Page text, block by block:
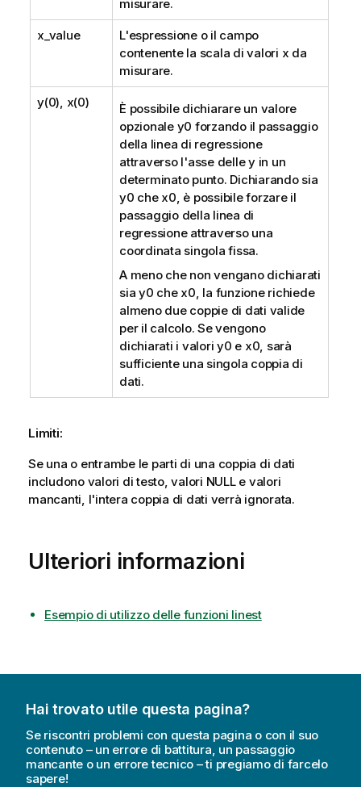
misurare.
x_value
L'espressione o il campo
contenente la scala di valori x da
misurare.
y(0), x(0)
È possibile dichiarare un valore
opzionale y0 forzando il passaggio
della linea di regressione
attraverso l'asse delle y in un
determinato punto. Dichiarando sia
y0 che x0, è possibile forzare il
passaggio della linea di
regressione attraverso una
coordinata singola fissa.
A meno che non vengano dichiarati
sia y0 che x0, la funzione richiede
almeno due coppie di dati valide
per il calcolo. Se vengono
dichiarati i valori y0 e x0, sarà
sufficiente una singola coppia di
dati.
Limiti:
Se una o entrambe le parti di una coppia di dati
includono valori di testo, valori NULLe valori
mancanti, l'intera coppia di dati verrà ignorata.
Ulteriori informazioni
Esempio di utilizzo delle funzioni linest
Hai trovato utile questa pagina?
Se riscontri problemi con questa pagina o con il suo
contenuto – un errore di battitura, un passaggio
mancante o un errore tecnico – ti pregiamo di farcelo
sapere!